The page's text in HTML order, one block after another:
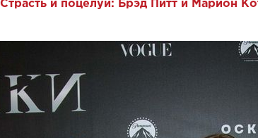
Страсть и поцелуи: Брэд Питт и Марион